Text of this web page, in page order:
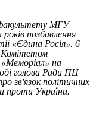
МГУ
позбавлення
«Єдина Росія». 6
Комітетом
на
голова Ради ПЦ
зв'язок політичних
проти України.